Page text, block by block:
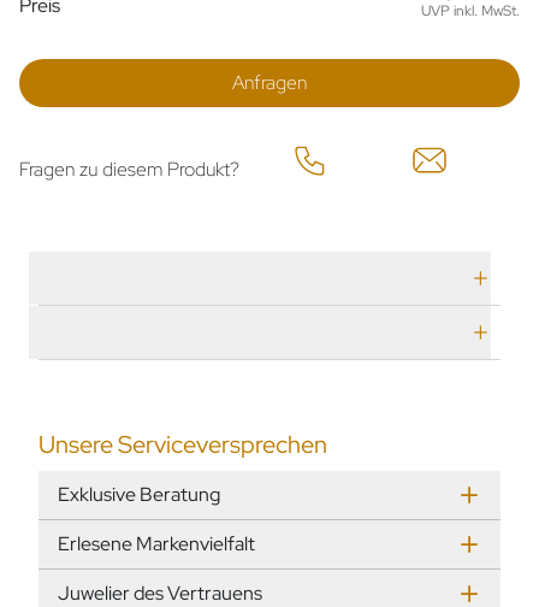
Preis UVP inkl. MwSt.
Anfragen
Fragen zu diesem Produkt?
Unsere Serviceversprechen
Exklusive Beratung
Erlesene Markenvielfalt
Juwelier des Vertrauens